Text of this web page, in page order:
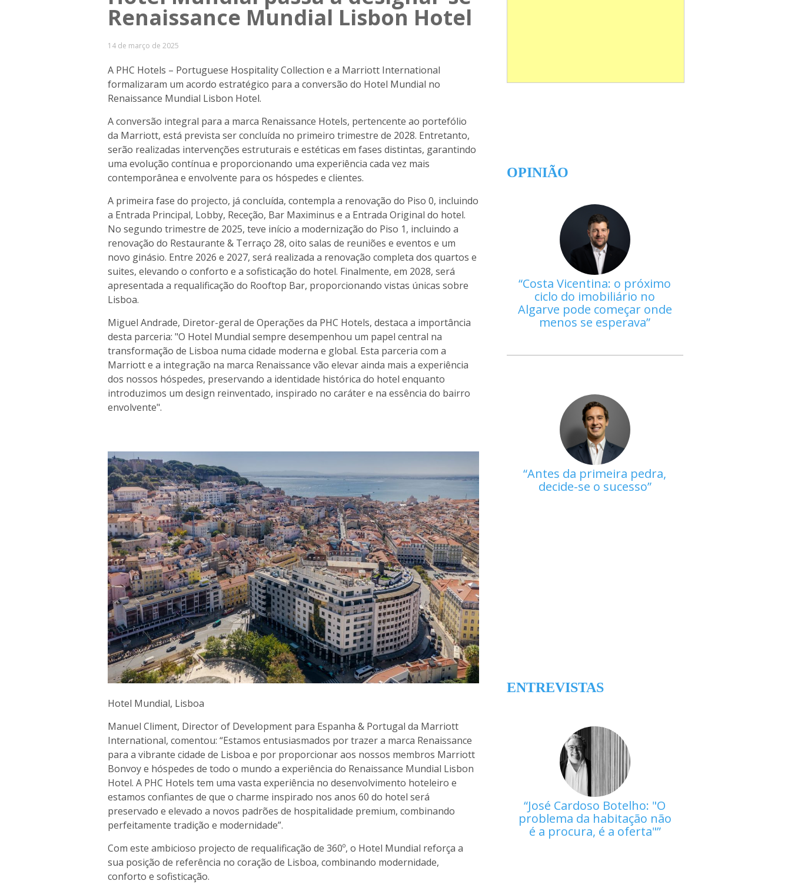
Renaissance Mundial Lisbon Hotel
14 de março de 2025
A PHC Hotels – Portuguese Hospitality Collection e a Marriott International
formalizaram um acordo estratégico para a conversão do Hotel Mundial no
Renaissance Mundial Lisbon Hotel.
A conversão integral para a marca Renaissance Hotels, pertencente ao portefólio
da Marriott, está prevista ser concluída no primeiro trimestre de 2028. Entretanto,
serão realizadas intervenções estruturais e estéticas em fases distintas, garantindo
uma evolução contínua e proporcionando uma experiência cada vez mais
contemporânea e envolvente para os hóspedes e clientes.
A primeira fase do projecto, já concluída, contempla a renovação do Piso 0, incluindo
a Entrada Principal, Lobby, Receção, Bar Maximinus e a Entrada Original do hotel.
No segundo trimestre de 2025, teve início a modernização do Piso 1, incluindo a
renovação do Restaurante & Terraço 28, oito salas de reuniões e eventos e um
novo ginásio. Entre 2026 e 2027, será realizada a renovação completa dos quartos e
suites, elevando o conforto e a sofisticação do hotel. Finalmente, em 2028, será
apresentada a requalificação do Rooftop Bar, proporcionando vistas únicas sobre
Lisboa.
Miguel Andrade, Diretor-geral de Operações da PHC Hotels, destaca a importância
desta parceria: "O Hotel Mundial sempre desempenhou um papel central na
transformação de Lisboa numa cidade moderna e global. Esta parceria com a
Marriott e a integração na marca Renaissance vão elevar ainda mais a experiência
dos nossos hóspedes, preservando a identidade histórica do hotel enquanto
introduzimos um design reinventado, inspirado no caráter e na essência do bairro
envolvente".
Hotel Mundial, Lisboa
Manuel Climent, Director of Development para Espanha & Portugal da Marriott
International, comentou: “Estamos entusiasmados por trazer a marca Renaissance
para a vibrante cidade de Lisboa e por proporcionar aos nossos membros Marriott
Bonvoy e hóspedes de todo o mundo a experiência do Renaissance Mundial Lisbon
Hotel. A PHC Hotels tem uma vasta experiência no desenvolvimento hoteleiro e
estamos confiantes de que o charme inspirado nos anos 60 do hotel será
preservado e elevado a novos padrões de hospitalidade premium, combinando
perfeitamente tradição e modernidade”.
Com este ambicioso projecto de requalificação de 360º, o Hotel Mundial reforça a
sua posição de referência no coração de Lisboa, combinando modernidade,
conforto e sofisticação.
OPINIÃO
Costa Vicentina: o próximo
ciclo do imobiliário no
Algarve pode começar onde
menos se esperava
Antes da primeira pedra,
decide-se o sucesso
ENTREVISTAS
José Cardoso Botelho: "O
problema da habitação não
é a procura, é a oferta"